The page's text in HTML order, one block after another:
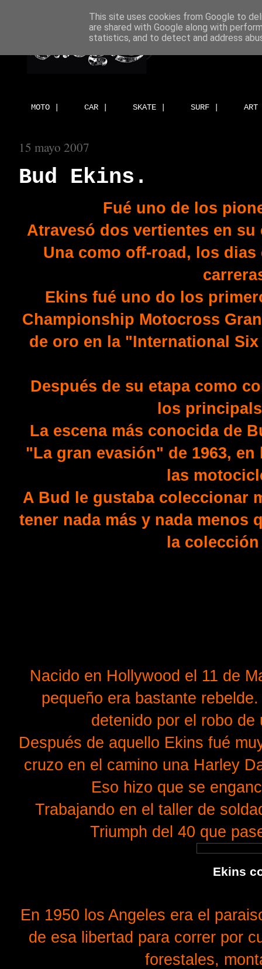
MOTO | CAR | SKATE | SURF |
15 mayo 2007
Bud Ekins.
Fué uno de los
Atravesó dos vertientes en
Una como off-road, los
Ekins fué uno do los
Championship Motocross
de oro en la "International
Después de su etapa como
los
La escena más conocida de
"La gran evasión" de 1963,
las
A Bud le gustaba coleccionar
tener nada más y nada menos
la
Nacido en Hollywood el 11 de
pequeño era bastante
detenido por el robo
Después de aquello Ekins fué
cruzo en el camino una Harley
Eso hizo que se
Trabajando en el taller de
Triumph del 40 que
Ekins
En 1950 los Angeles era el
de esa libertad para correr por
forestales,
This site uses cookies from Google to
are shared with Google along with
statistics, and to detect and address